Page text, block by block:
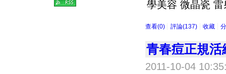
學美容 微晶瓷
查看(0) 評論(137) 收藏
青春痘正規
2011-10-04